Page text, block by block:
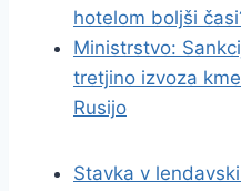
hotelom boljši
Ministrstvo:
tretjino izvoza
Rusijo
Stavka v